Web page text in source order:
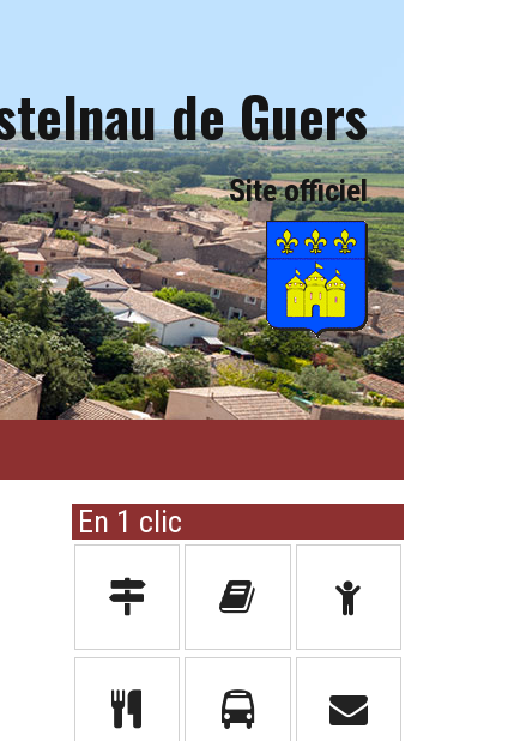
de Guers
Site officiel
En 1 clic